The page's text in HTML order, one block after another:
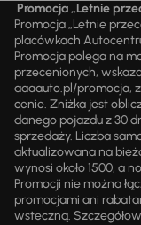
Promocja „Letnie
Promocja „Letnie
placówkach
Promocja polega na
przecenionych,
aaaauto.pl/promocja,
cenie. Zniżka jest
danego pojazdu z 30
sprzedaży. Liczba
aktualizowana na
wynosi około 1500, a
Promocji nie można
promocjami ani
wsteczną.